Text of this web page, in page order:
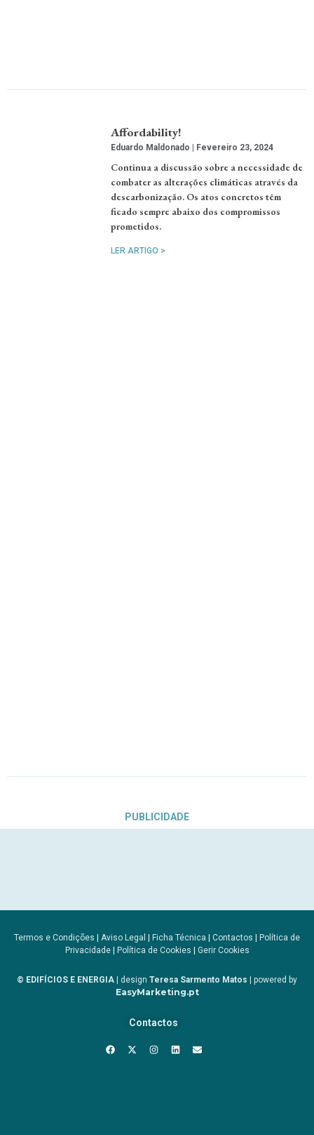
Affordability!
Eduardo Maldonado Fevereiro 23, 2024
Continua a discussão sobre a necessidade de
combater as alterações climáticas através da
descarbonização. Os atos concretos têm
ficado sempre abaixo dos compromissos
prometidos.
LER ARTIGO >
PUBLICIDADE
Termos e Condições | Aviso Legal | Ficha Técnica | Contactos | Política de
Privacidade| Política de Cookies | Gerir Cookies
© EDIFÍCIOS E ENERGIA | design Teresa Sarmento Matos | powered by
EasyMarketing.pt
Contactos